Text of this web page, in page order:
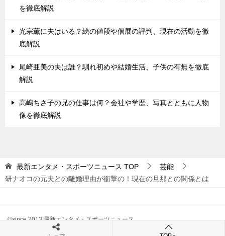
を徹底解説
光宗薫に夫はいる？絵の値段や個展の評判、現在の活動を徹
底解説
尾崎亜美の夫は誰？馴れ初めや結婚生活、子供の有無を徹底
解説
高嶋ちさ子の兄の仕事は何？会社や学歴、写真とともに人物
像を徹底解説
最新エンタメ・スポーツニュース TOP
芸能
研ナオコの元夫との離婚理由が衝撃の！現在の旦那との関係とは
©since 2013 最新エンタメ・スポーツニュース